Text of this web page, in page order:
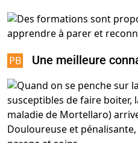
Une meilleure